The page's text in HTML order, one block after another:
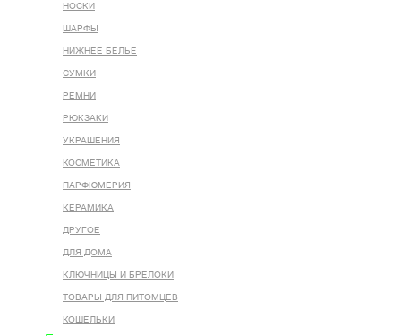
НОСКИ
ШАРФЫ
НИЖНЕЕ БЕЛЬЕ
СУМКИ
РЕМНИ
РЮКЗАКИ
УКРАШЕНИЯ
КОСМЕТИКА
ПАРФЮМЕРИЯ
КЕРАМИКА
ДРУГОЕ
ДЛЯ ДОМА
КЛЮЧНИЦЫ И БРЕЛОКИ
ТОВАРЫ ДЛЯ ПИТОМЦЕВ
КОШЕЛЬКИ